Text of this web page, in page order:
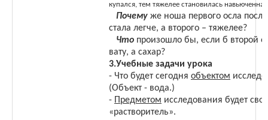
купался, тем тяжелее становилась навьюченная
Почему же ноша первого осла
стала легче, а второго – тяжелее?
Что произошло бы, если б второй
вату, а сахар?
3.Учебные задачи урока
- Что будет сегодня объектом
(Объект - вода.)
-
Предметом исследования будет
«растворитель».